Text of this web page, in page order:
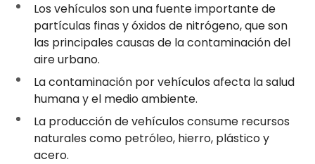
Los vehículos son una fuente importante de
partículas finas y óxidos de nitrógeno, que son
las principales causas de la contaminación del
aire urbano.
La contaminación por vehículos afecta la salud
humana y el medio ambiente.
La producción de vehículos consume recursos
naturales como petróleo, hierro, plástico y
acero.